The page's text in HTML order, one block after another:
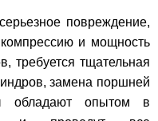
повреждение,
и мощность
требуется тщательная
замена поршней
обладают опытом в